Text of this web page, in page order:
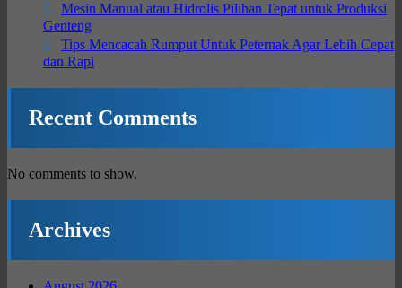
Mesin Manual atau Hidrolis Pilihan Tepat untuk Produksi
Genteng
Tips Mencacah Rumput Untuk Peternak Agar Lebih Cepat
dan Rapi
Recent Comments
No comments to show.
Archives